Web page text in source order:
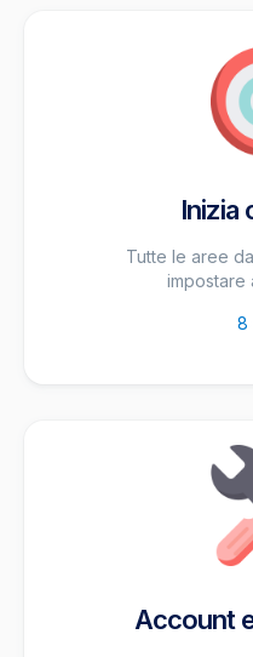
Inizia
Tutte le aree
impostare
8
Account